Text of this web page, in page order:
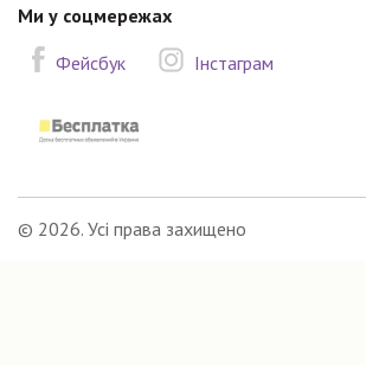
Ми у соцмережах
Фейсбук
Інстаграм
© 2026. Усі права захищено